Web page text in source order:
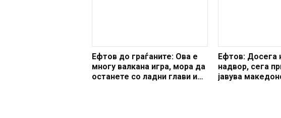
Ефтов до граѓаните: Ова е
многу валкана игра, мора да
останете со ладни глави и
Ефтов: Досега
надвор, сега
јавува